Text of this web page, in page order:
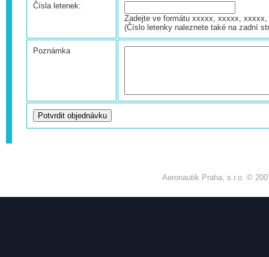
Čísla letenek:
Zadejte ve formátu xxxxx, xxxxx, xxxxx,
(Číslo letenky naleznete také na zadní
Poznámka
Aeronautik Praha, s.r.o. ©